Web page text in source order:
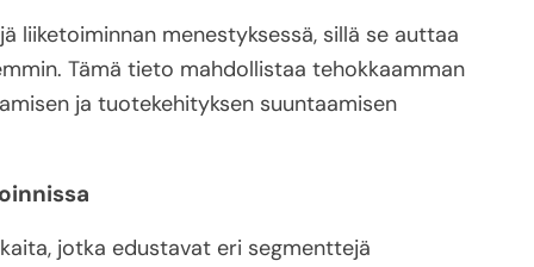
liiketoiminnan menestyksessä, sillä se auttaa
Tämä tieto mahdollistaa tehokkaamman
ja tuotekehityksen suuntaamisen
jotka edustavat eri segmenttejä